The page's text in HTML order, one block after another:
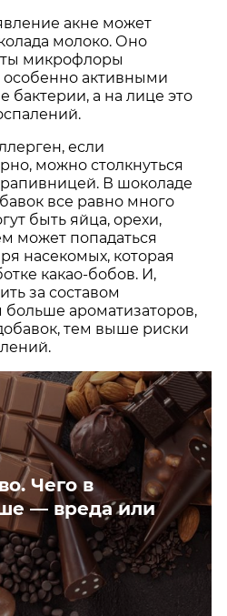
акне может
молоко. Оно
микрофлоры
особенно активными
бактерии, а на лице это
если
можно столкнуться
В шоколаде
все равно много
быть яйца, орехи,
может попадаться
насекомых, которая
какао-бобов. И,
за составом
ароматизаторов,
тем выше риски
Чего в
— вреда или